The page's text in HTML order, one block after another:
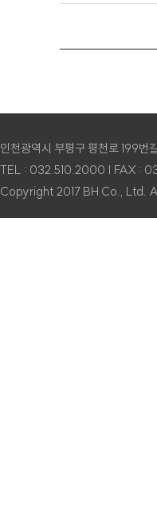
인천광역시 부평구 평천로 199번
TEL : 032.510.2000 | FAX :
Copyright 2017 BH Co., Ltd.